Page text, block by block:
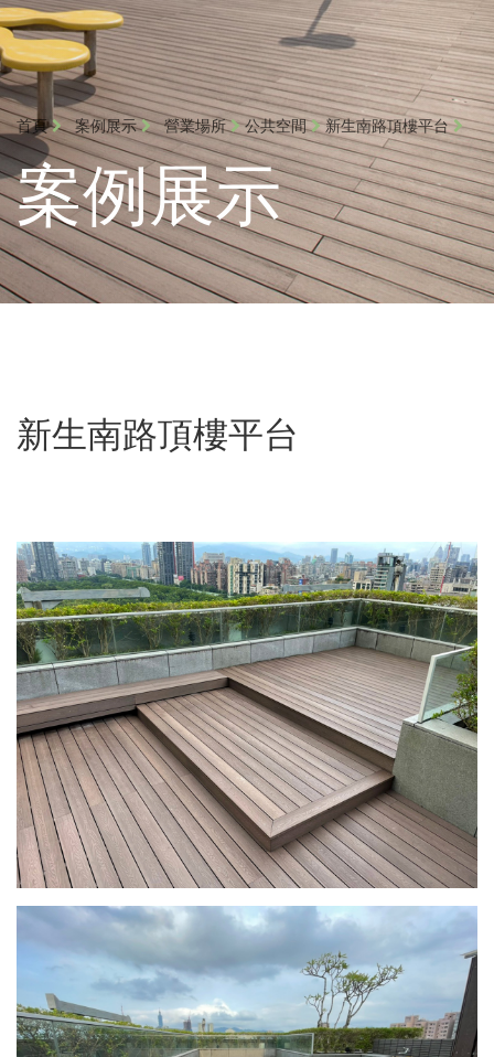
首頁 案例展示 營業場所 公共空間 新生南路頂樓平台
案例展示
新生南路頂樓平台